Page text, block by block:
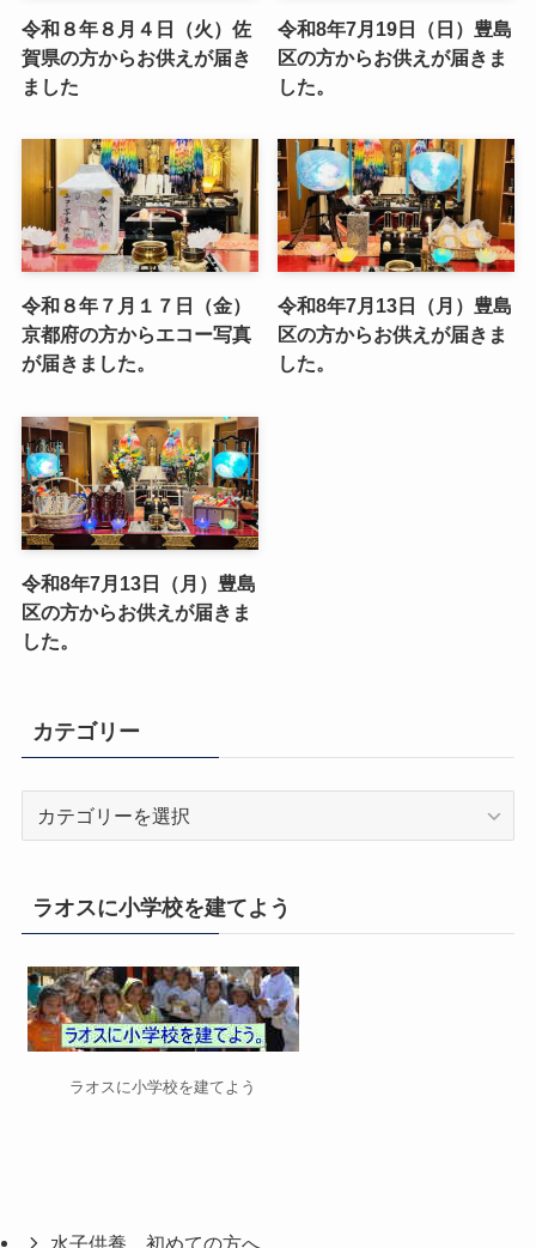
令和８年８月４日（火）佐
賀県の方からお供えが届き
ました
令和8年7月19日（日）豊島
区の方からお供えが届きま
した。
令和８年７月１７日（金）
京都府の方からエコー写真
が届きました。
令和8年7月13日（月）豊島
区の方からお供えが届きま
した。
令和8年7月13日（月）豊島
区の方からお供えが届きま
した。
カテゴリー
リ
ラオスに小学校を建てよう
ラオスに小学校を建てよう
水子供養 初めての方へ